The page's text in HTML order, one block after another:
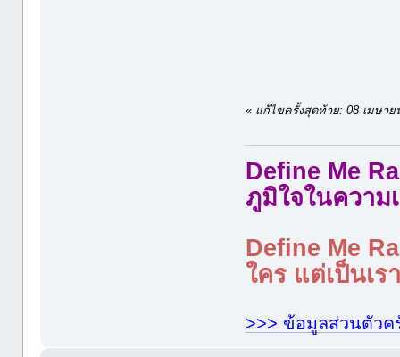
« แก้ไขครั้งสุดท้าย: 08 เมษาย
Define Me
ภูมิใจในความ
Define Me
ใคร แต่เป็นเ
>>> ข้อมูลส่วนตัวค